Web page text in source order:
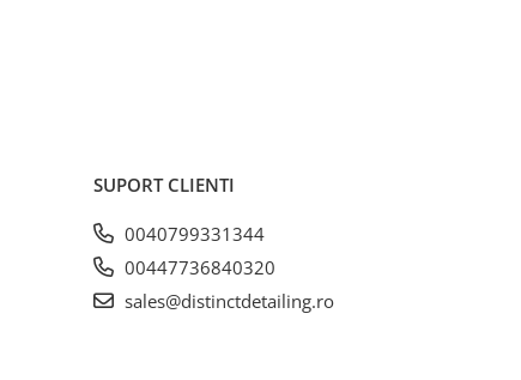
SUPORT CLIENTI
0040799331344
00447736840320
sales@distinctdetailing.ro